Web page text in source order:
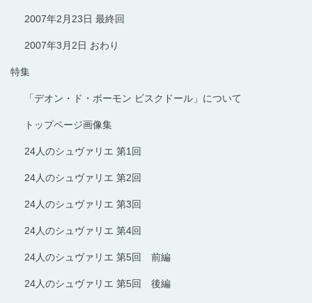
2007年2月23日 最終回
2007年3月2日 おわり
特集
「デオン・ド・ボーモン ビスクドール」について
トップページ画像集
24人のシュヴァリエ 第1回
24人のシュヴァリエ 第2回
24人のシュヴァリエ 第3回
24人のシュヴァリエ 第4回
24人のシュヴァリエ 第5回 前編
24人のシュヴァリエ 第5回 後編